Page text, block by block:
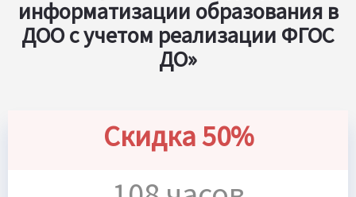
информатизации образования в
ДОО с учетом реализации ФГОС
ДО»
Скидка 50%